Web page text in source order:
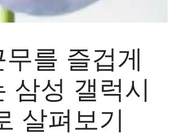
를 즐겁게
삼성 갤럭시
살펴보기